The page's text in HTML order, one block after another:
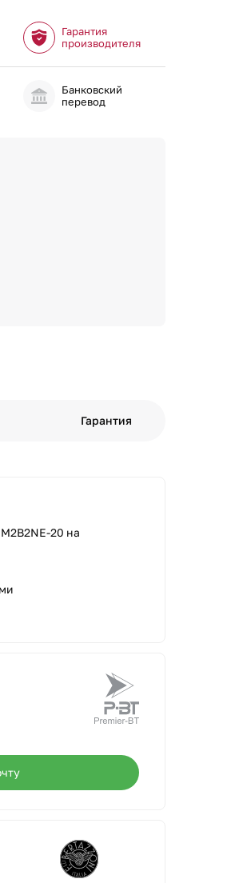
Гарантия
производителя
Банковский
перевод
Гарантия
20 на